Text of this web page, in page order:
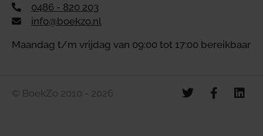
0486 - 820 203
info@boekzo.nl
Maandag t/m vrijdag van 09:00 tot 17:00 bereikbaar
© BoekZo 2010 - 2026